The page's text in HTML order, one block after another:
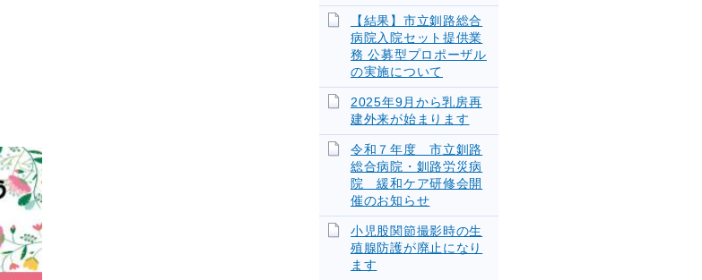
【結果】市立釧路総合
病院入院セット提供業
務 公募型プロポーザル
の実施について
2025年9月から乳房再
建外来が始まります
令和７年度 市立釧路
総合病院・釧路労災病
院 緩和ケア研修会開
催のお知らせ
小児股関節撮影時の生
殖腺防護が廃止になり
ます